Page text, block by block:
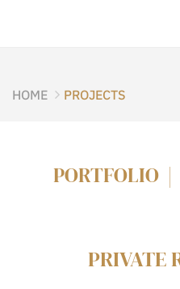
HOME PROJECTS
PORTFOLIO |
PRIVATE